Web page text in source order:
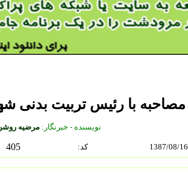
مصاحبه با رئیس تربیت بدنی
نويسنده - خبرنگار:مرضیه
405 :كد 1387/08/16